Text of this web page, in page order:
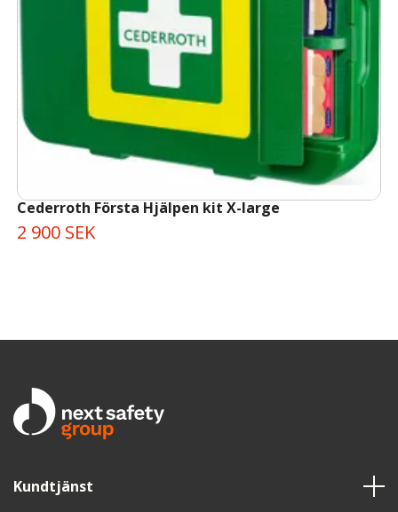
Cederroth Första Hjälpen kit X-large
2 900 SEK
Kundtjänst